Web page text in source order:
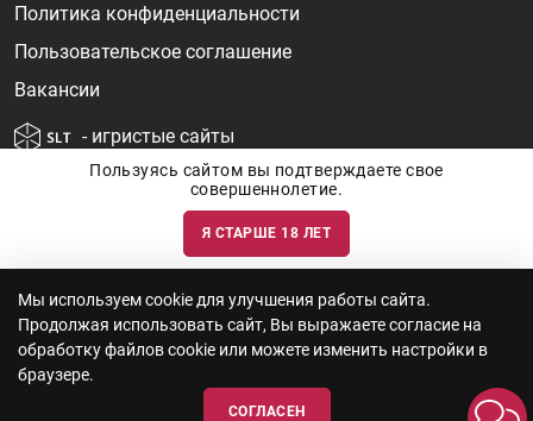
Политика конфиденциальности
Пользовательское соглашение
Вакансии
- игристые сайты
Информация о ценах и наличии товаров носит ознакомительный
характер и может быть не точной. Цены на импортные товары особенно
актуальности наличия товаров и цен вы так же можете уточнить по
телефону+7 (812) 715 06-66с 11-22 ежедневно.
ООО "Винум" ИНН 7814473915, Лицензия на торговлю алкоголем: №
серия 78АА №0012735, регистрационный номер 78РПА000752 от
12.10.2023 действует по 11.10.2028
Пользуясь сайтом вы подтверждаете свое
совершеннолетие.
Я СТАРШЕ 18 ЛЕТ
Мы используем cookie для улучшения работы сайта.
Продолжая использовать сайт, Вы выражаете согласие на
обработку файлов cookie или можете изменить настройки в
браузере.
СОГЛАСЕН